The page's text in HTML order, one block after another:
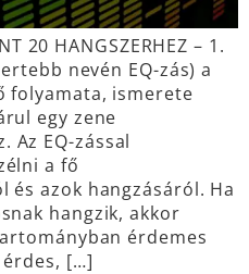
20 HANGSZERHEZ – 1.
nevén EQ-zás) a
folyamata, ismerete
egy zene
Az EQ-zással
a fő
azok hangzásáról. Ha
hangzik, akkor
érdemes
érdes, […]